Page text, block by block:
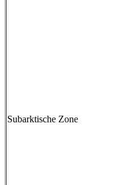
Subarktische Zone